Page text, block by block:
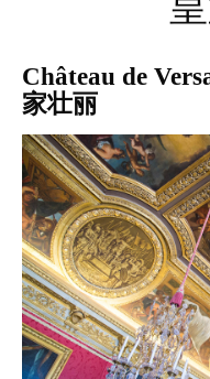
Château de Versailles 凡尔赛宫：一窥皇
家壮丽